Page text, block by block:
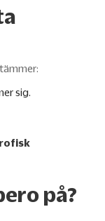
sig.
på?